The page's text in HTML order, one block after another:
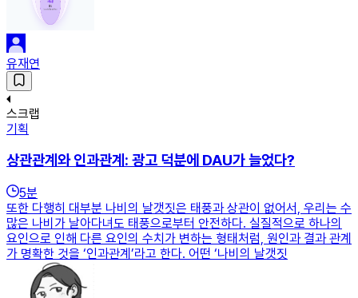
유재연
스크랩
기획
상관관계와 인과관계: 광고 덕분에 DAU가 늘었다?
5분
또한 다행히 대부분 나비의 날갯짓은 태풍과 상관이 없어서, 우리는 수
많은 나비가 날아다녀도 태풍으로부터 안전하다. 실질적으로 하나의
요인으로 인해 다른 요인의 수치가 변하는 형태처럼, 원인과 결과 관계
가 명확한 것을 ‘인과관계’라고 한다. 어떤 ‘나비의 날갯짓